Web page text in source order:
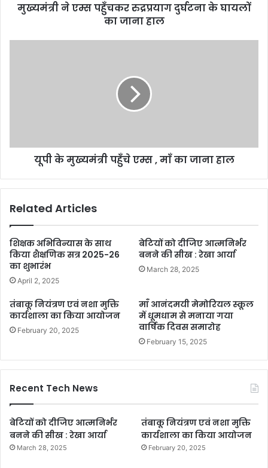
मुख्यमंत्री ने एम्स पहुँचकर रुद्रप्रयाग दुर्घटना के घायलों
का जाना हाल
यूपी के मुख्यमंत्री पहुँचे एम्स , माँ का जाना हाल
Related Articles
शिक्षक अभिविन्यास के साथ
किया शैक्षणिक सत्र 2025-26
का शुभारंभ
April 2, 2025
बेटियों को दीजिए आत्मनिर्भर
बनने की सीख : रेखा आर्या
March 28, 2025
तंबाकू नियंत्रण एवं नशा मुक्ति
कार्यशाला का किया आयोजन
February 20, 2025
माँ आनंदमयी मेमोरियल स्कूल
में धूमधाम से मनाया गया
वार्षिक दिवस समारोह
February 15, 2025
Recent Tech News
बेटियों को दीजिए आत्मनिर्भर
बनने की सीख : रेखा आर्या
March 28, 2025
तंबाकू नियंत्रण एवं नशा मुक्ति
कार्यशाला का किया आयोजन
February 20, 2025